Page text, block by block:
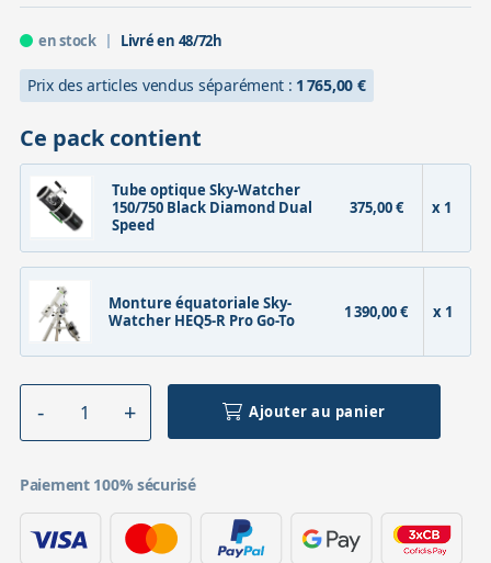
en stock Livré en 48/72h
Prix des articles vendus séparément : 1 765,00 €
Ce pack contient
Tube optique Sky-Watcher
150/750 Black Diamond Dual
Speed
375,00 € x 1
Monture équatoriale Sky-
Watcher HEQ5-R Pro Go-To
1 390,00 € x 1
Ajouter au panier
Paiement 100% sécurisé